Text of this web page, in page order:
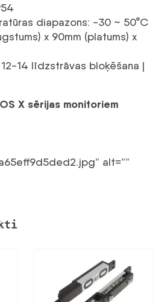
diapazons: -30 ~ 50°C
x 90mm (platums) x
14 līdzstrāvas bloķēšana |
X sērijas monitoriem
alt=””